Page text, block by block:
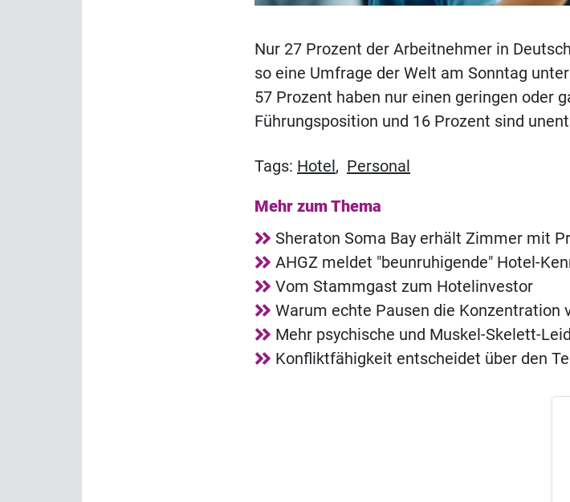
Nur 27 Prozent der Arbeitnehmer in
so eine Umfrage der Welt am Sonntag
57 Prozent haben nur einen geringen oder
Führungsposition und 16 Prozent sind
Tags: Hotel, Personal
Mehr zum Thema
Sheraton Soma Bay erhält Zimmer mit
AHGZ meldet "beunruhigende" Hotel-
Vom Stammgast zum Hotelinvestor
Warum echte Pausen die Konzentration
Mehr psychische und Muskel-Skelett-
Konfliktfähigkeit entscheidet über den